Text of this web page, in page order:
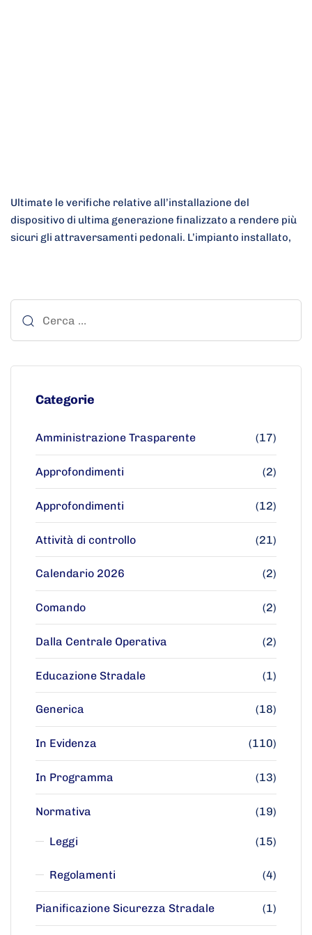
Ultimate le verifiche relative all’installazione del
dispositivo di ultima generazione finalizzato a rendere più
sicuri gli attraversamenti pedonali. L’impianto installato,
Categorie
Amministrazione Trasparente (17)
Approfondimenti (2)
Approfondimenti (12)
Attività di controllo (21)
Calendario 2026 (2)
Comando (2)
Dalla Centrale Operativa (2)
Educazione Stradale (1)
Generica (18)
In Evidenza (110)
In Programma (13)
Normativa (19)
Leggi (15)
Regolamenti (4)
Pianificazione Sicurezza Stradale (1)